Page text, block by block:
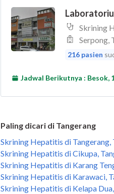
Paling dicari di Tangerang
Skrining Hepatitis di Tangerang,
Skrining Hepatitis di Cikupa,
Skrining Hepatitis di Karang
Skrining Hepatitis di Karawaci,
Skrining Hepatitis di Kelapa